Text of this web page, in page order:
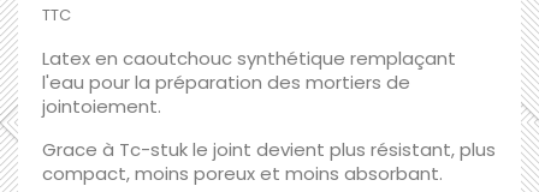
TTC
Latex en caoutchouc synthétique remplaçant
l'eau pour la préparation des mortiers de
jointoiement.
Grace à Tc-stuk le joint devient plus résistant, plus
compact, moins poreux et moins absorbant.